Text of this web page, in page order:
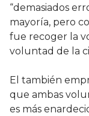
“demasiados
mayoría, pero
fue recoger la
voluntad de la
El también
que ambas
es más